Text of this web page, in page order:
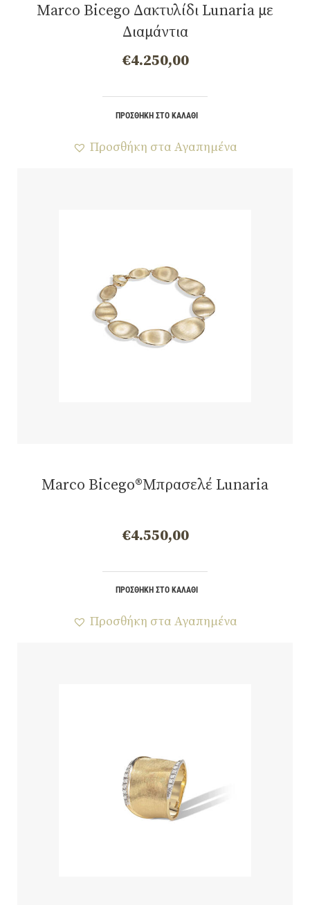
Marco Bicego Δακτυλίδι Lunaria με
Διαμάντια
€4.250,00
ΠΡΟΣΘΉΚΗ ΣΤΟ ΚΑΛΆΘΙ
Προσθήκη στα Αγαπημένα
Marco Bicego®Μπρασελέ Lunaria
€4.550,00
ΠΡΟΣΘΉΚΗ ΣΤΟ ΚΑΛΆΘΙ
Προσθήκη στα Αγαπημένα